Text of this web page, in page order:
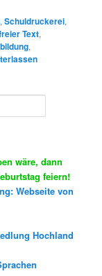
,Schuldruckerei,
Text,
,
wäre, dann
feiern!
Webseite von
Hochland